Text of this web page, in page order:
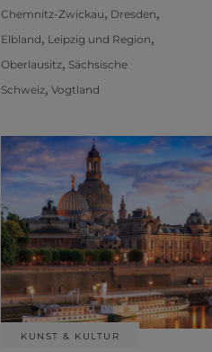
Chemnitz-Zwickau, Dresden,
Elbland, Leipzig und Region,
Oberlausitz, Sächsische
Schweiz, Vogtland
KUNST & KULTUR